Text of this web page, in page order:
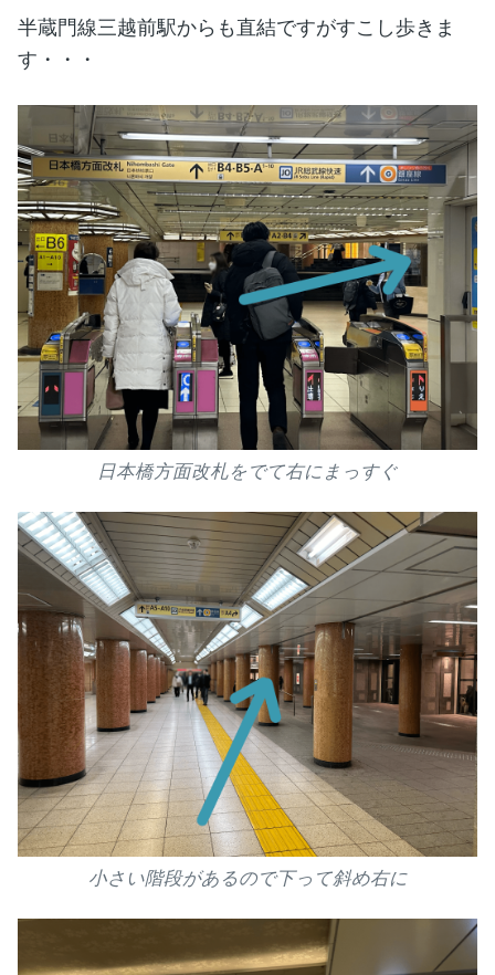
半蔵門線三越前駅からも直結ですがすこし歩きま
す・・・
日本橋方面改札をでて右にまっすぐ
小さい階段があるので下って斜め右に